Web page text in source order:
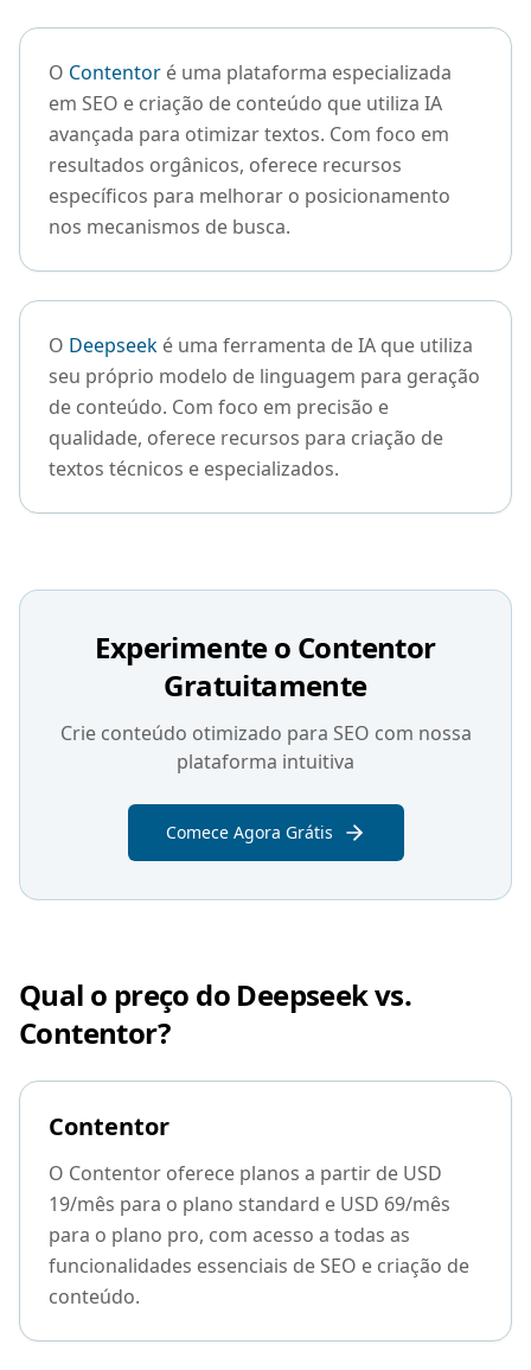
O Contentor é uma plataforma especializada
em SEO e criação de conteúdo que utiliza IA
avançada para otimizar textos. Com foco em
resultados orgânicos, oferece recursos
específicos para melhorar o posicionamento
nos mecanismos de busca.
O Deepseek é uma ferramenta de IA que utiliza
seu próprio modelo de linguagem para geração
de conteúdo. Com foco em precisão e
qualidade, oferece recursos para criação de
textos técnicos e especializados.
Experimente o Contentor
Gratuitamente
Crie conteúdo otimizado para SEO com nossa
plataforma intuitiva
Comece Agora Grátis
Qual o preço do Deepseek vs.
Contentor?
Contentor
O Contentor oferece planos a partir de USD
19/mês para o plano standard e USD 69/mês
para o plano pro, com acesso a todas as
funcionalidades essenciais de SEO e criação de
conteúdo.